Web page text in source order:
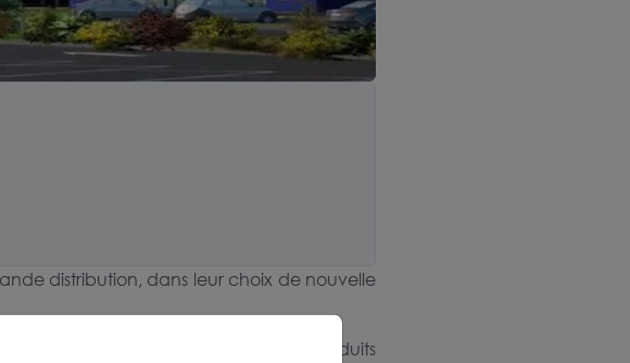
distribution, dans leur choix de nouvelle
avec un portefeuille de marques et produits